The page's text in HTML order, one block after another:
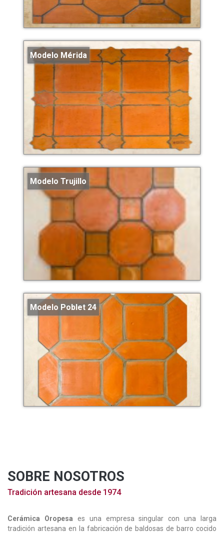
Modelo Mérida
Modelo Trujillo
Modelo Poblet 24
SOBRE NOSOTROS
Tradición artesana desde 1974
Cerámica Oropesa es una empresa singular con una larga
tradición artesana en la fabricación de baldosas de barro cocido